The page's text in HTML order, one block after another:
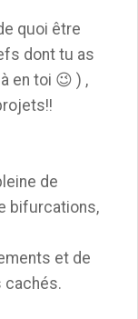
quoi être
dont tu as
en toi 😉 ) ,
de
bifurcations,
et de
cachés.